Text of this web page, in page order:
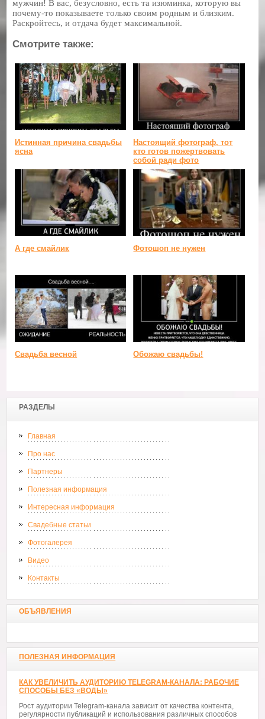
РАЗДЕЛЫ
Главная
Про нас
Партнеры
Полезная информация
Интересная информация
Свадебные статьи
Фотогалерея
Видео
Контакты
ОБЪЯВЛЕНИЯ
ПОЛЕЗНАЯ ИНФОРМАЦИЯ
КАК УВЕЛИЧИТЬ АУДИТОРИЮ TELEGRAM-КАНАЛА: РАБОЧИЕ
СПОСОБЫ БЕЗ «ВОДЫ»
Рост аудитории Telegram-канала зависит от качества контента,
регулярности публикаций и использования различных способов
мужчин! В вас, безусловно, есть та изюминка, которую вы
почему-то показываете только своим родным и близким.
Раскройтесь, и отдача будет максимальной.
Смотрите также:
Истинная причина свадьбы
ясна
Настоящий фотограф, тот
кто готов пожертвовать
собой ради фото
А где смайлик Фотошоп не нужен
Свадьба весной Обожаю свадьбы!